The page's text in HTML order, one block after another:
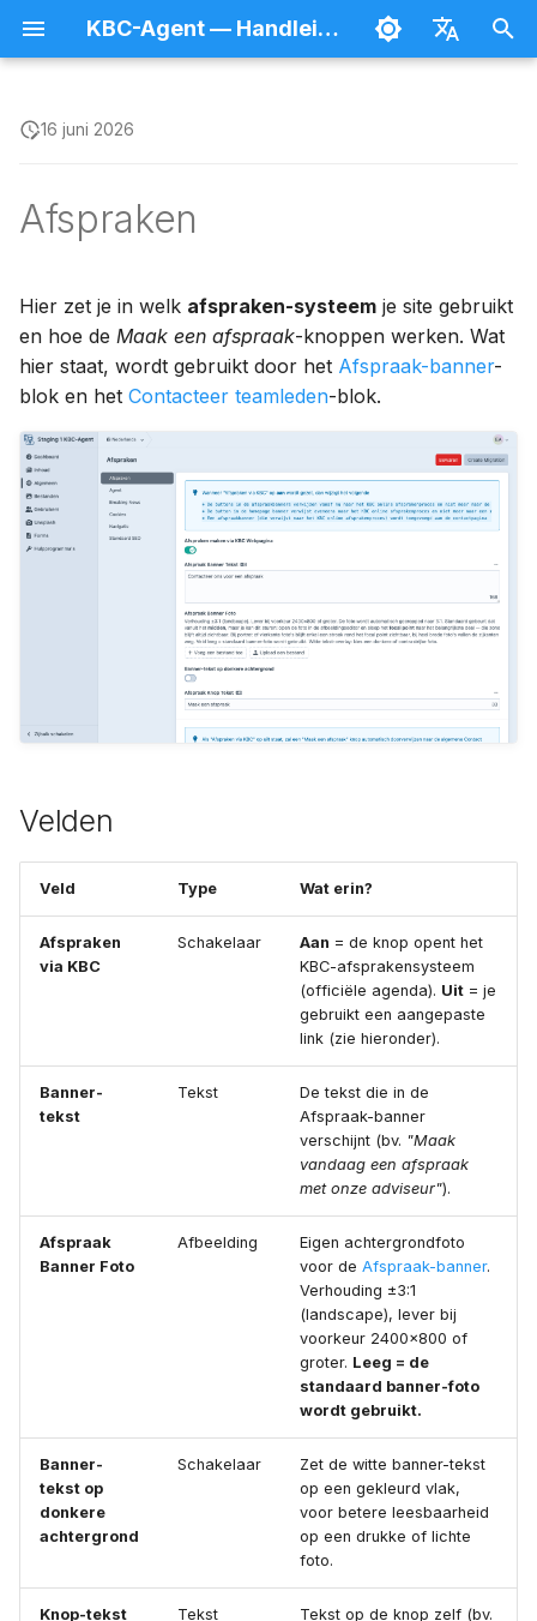
KBC-Agent — Handleiding
o
n
i
a
e
Je gebruikersprofiel
Wie beheert wat
Gebruikers beheren
CMS-onderdelen
Bezoekersstatistieken
Preview
Hiërarchisch organiseren
Vertalen
Plannen
Archiveren of verwijderen
Concepten en revisies
Beeld en media
Gestructureerde data
Verwijzingen en
collecties
Wrappers
Nieuws
Lexicon-items
Pagina's
Referenties
Team
Welke mode kiezen?
(aanbevolen)
Eigen afsprakensysteem
Tips
Veelgemaakte fouten
Forms
16 juni 2026
Afspraken
Hier zet je in welk afspraken-systeem je site gebruikt
en hoe de Maak een afspraak-knoppen werken. Wat
hier staat, wordt gebruikt door het Afspraak-banner-
blok en het Contacteer teamleden-blok.
Velden
Veld Type Wat erin?
Afspraken
via KBC
Schakelaar Aan = de knop opent het
KBC-afsprakensysteem
(officiële agenda). Uit = je
gebruikt een aangepaste
link (zie hieronder).
Banner-
tekst
Tekst
De tekst die in de
Afspraak-banner
verschijnt (bv. "Maak
vandaag een afspraak
met onze adviseur").
Afspraak
Banner Foto
Afbeelding
Eigen achtergrondfoto
voor de Afspraak-banner.
Verhouding ±3:1
(landscape), lever bij
voorkeur 2400×800 of
groter. Leeg = de
standaard banner-foto
wordt gebruikt.
Banner-
tekst op
donkere
achtergrond
Schakelaar
Zet de witte banner-tekst
op een gekleurd vlak,
voor betere leesbaarheid
op een drukke of lichte
foto.
Knop-tekst Tekst
Tekst op de knop zelf (bv.